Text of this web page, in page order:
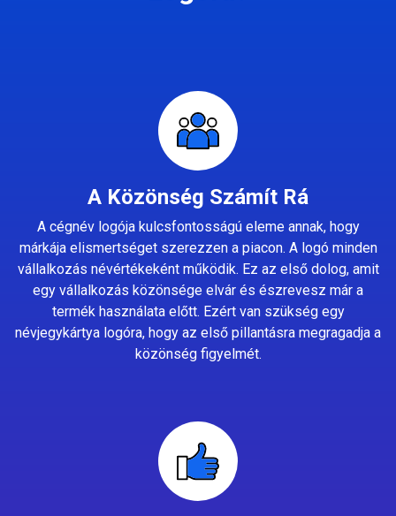
A Közönség Számít Rá
A cégnév logója kulcsfontosságú eleme annak, hogy
márkája elismertséget szerezzen a piacon. A logó minden
vállalkozás névértékeként működik. Ez az első dolog, amit
egy vállalkozás közönsége elvár és észrevesz már a
termék használata előtt. Ezért van szükség egy
névjegykártya logóra, hogy az első pillantásra megragadja a
közönség figyelmét.